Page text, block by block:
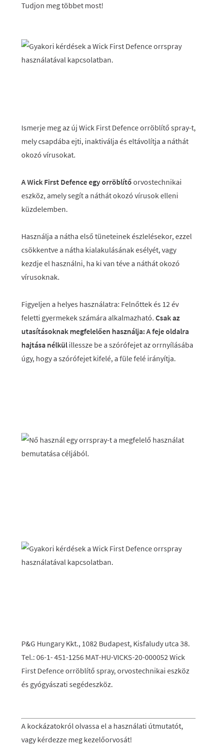
Tudjon meg többet most!
Ismerje meg az új Wick First Defence orröblítő spray-t,
mely csapdába ejti, inaktiválja és eltávolítja a náthát
okozó vírusokat.
A Wick First Defence egy orröblítő orvostechnikai
eszköz, amely segít a náthát okozó vírusok elleni
küzdelemben.
Használja a nátha első tüneteinek észlelésekor, ezzel
csökkentve a nátha kialakulásának esélyét, vagy
kezdje el használni, ha ki van téve a náthát okozó
vírusoknak.
Figyeljen a helyes használatra: Felnőttek és 12 év
feletti gyermekek számára alkalmazható. Csak az
utasításoknak megfelelően használja: A feje oldalra
hajtása nélkül illessze be a szórófejet az orrnyílásába
úgy, hogy a szórófejet kifelé, a füle felé irányítja.
P&G Hungary Kkt., 1082 Budapest, Kisfaludy utca 38.
Tel.: 06-1- 451-1256 MAT-HU-VICKS-20-000052 Wick
First Defence orröblítő spray, orvostechnikai eszköz
és gyógyászati segédeszköz.
A kockázatokról olvassa el a használati útmutatót,
vagy kérdezze meg kezelőorvosát!